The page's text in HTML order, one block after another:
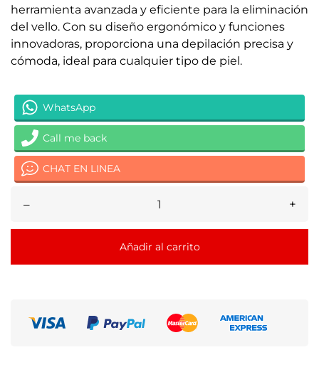
herramienta avanzada y eficiente para la eliminación
del vello. Con su diseño ergonómico y funciones
innovadoras, proporciona una depilación precisa y
cómoda, ideal para cualquier tipo de piel.
WhatsApp
Call me back
CHAT EN LINEA
– +
Añadir al carrito